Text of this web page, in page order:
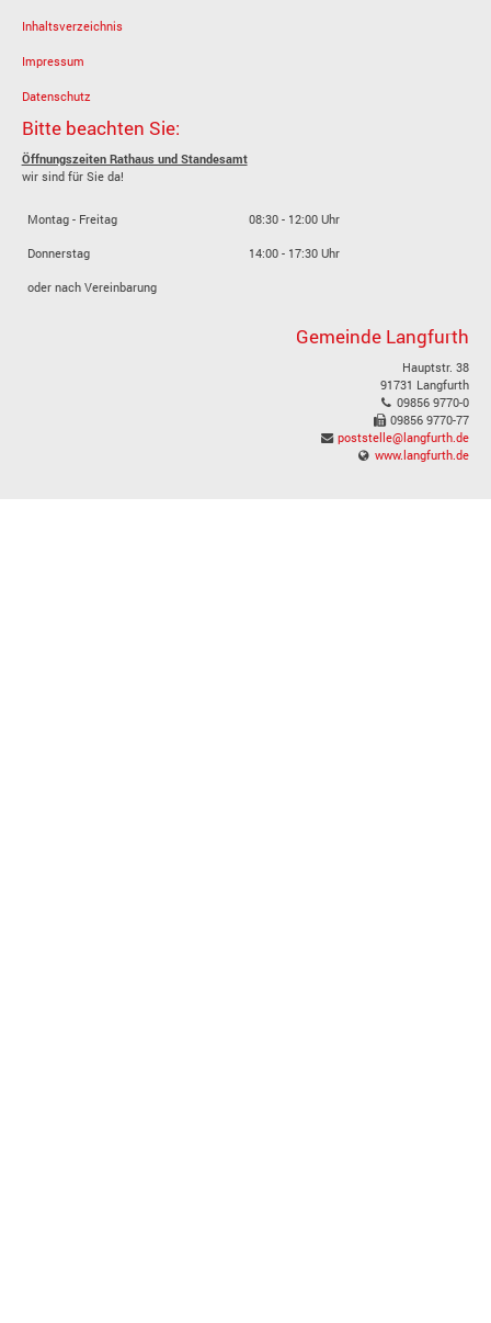
Inhaltsverzeichnis
Impressum
Datenschutz
Bitte beachten Sie:
Öffnungszeiten Rathaus und Standesamt
wir sind für Sie da!
Montag - Freitag 08:30 - 12:00 Uhr
Donnerstag 14:00 - 17:30 Uhr
oder nach Vereinbarung
Gemeinde Langfurth
Hauptstr. 38
91731 Langfurth
09856 9770-0
09856 9770-77
poststelle@langfurth.de
www.langfurth.de